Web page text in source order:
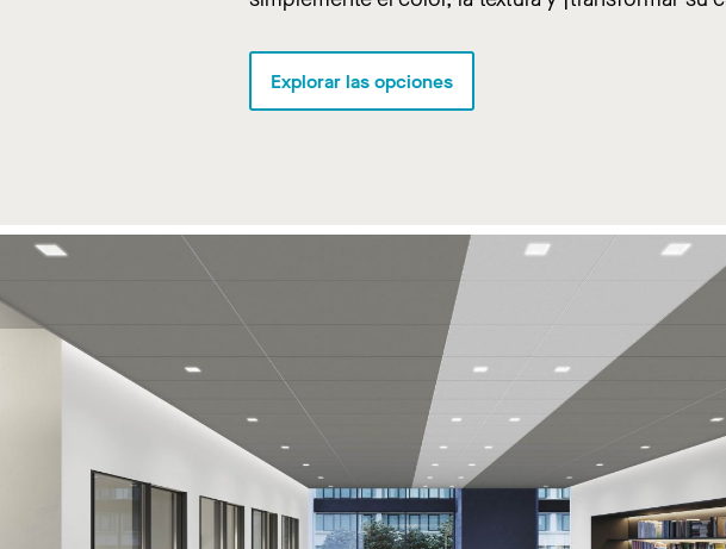
Explorar las opciones